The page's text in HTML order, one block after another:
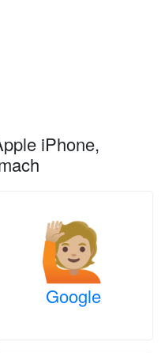
iPhone,
Google